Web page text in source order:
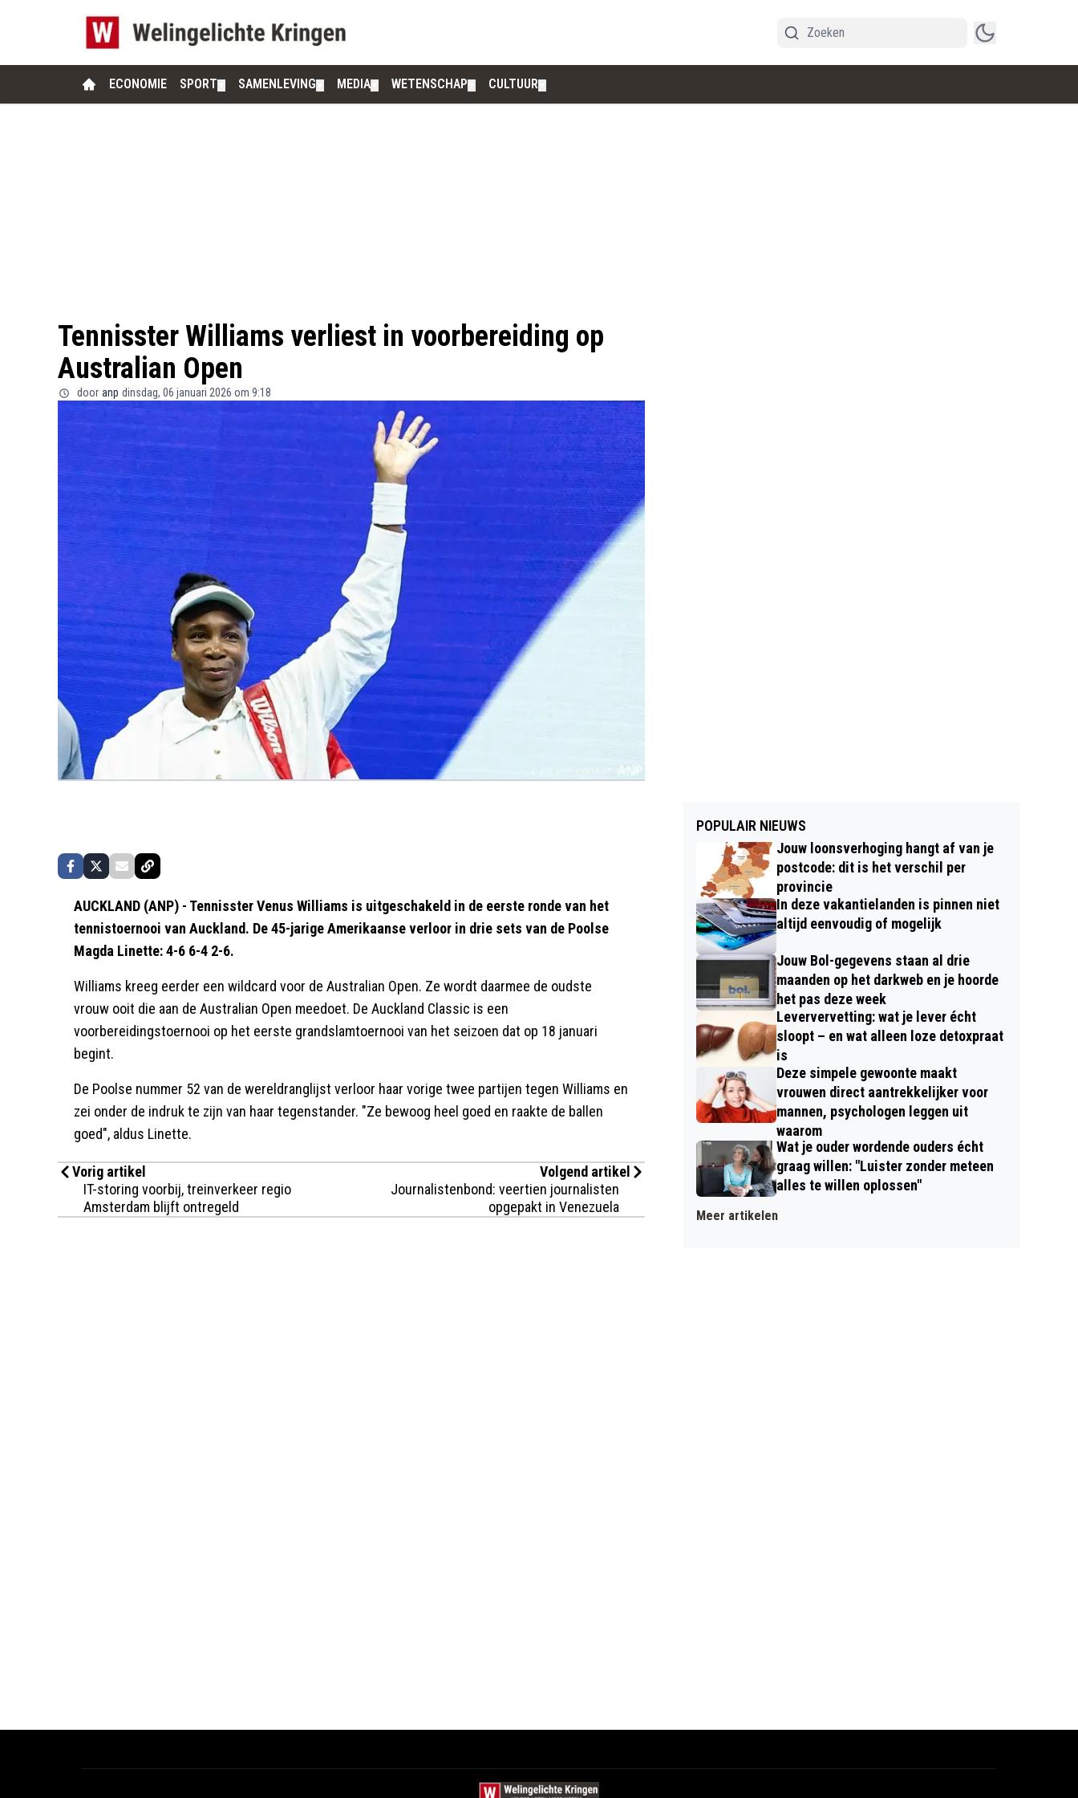
ECONOMIE SPORT SAMENLEVING MEDIA WETENSCHAP CULTUUR
Tennisster Williams verliest in voorbereiding op
Australian Open
door anp dinsdag, 06 januari 2026 om 9:18
AUCKLAND (ANP) - Tennisster Venus Williams is uitgeschakeld in de eerste ronde van het
tennistoernooi van Auckland. De 45-jarige Amerikaanse verloor in drie sets van de Poolse
Magda Linette: 4-6 6-4 2-6.
Williams kreeg eerder een wildcard voor de Australian Open. Ze wordt daarmee de oudste
vrouw ooit die aan de Australian Open meedoet. De Auckland Classic is een
voorbereidingstoernooi op het eerste grandslamtoernooi van het seizoen dat op 18 januari
begint.
De Poolse nummer 52 van de wereldranglijst verloor haar vorige twee partijen tegen Williams en
zei onder de indruk te zijn van haar tegenstander. "Ze bewoog heel goed en raakte de ballen
goed", aldus Linette.
Vorig artikel
IT-storing voorbij, treinverkeer regio
Amsterdam blijft ontregeld
Volgend artikel
Journalistenbond: veertien journalisten
opgepakt in Venezuela
POPULAIR NIEUWS
Jouw loonsverhoging hangt af van je
postcode: dit is het verschil per
provincie
In deze vakantielanden is pinnen niet
altijd eenvoudig of mogelijk
Jouw Bol-gegevens staan al drie
maanden op het darkweb en je hoorde
het pas deze week
Leververvetting: wat je lever écht
sloopt – en wat alleen loze detoxpraat
is
Deze simpele gewoonte maakt
vrouwen direct aantrekkelijker voor
mannen, psychologen leggen uit
waarom
Wat je ouder wordende ouders écht
graag willen: "Luister zonder meteen
alles te willen oplossen"
Meer artikelen